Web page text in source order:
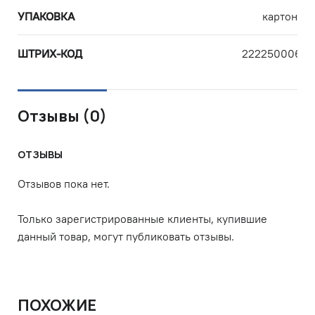
УПАКОВКА картон
ШТРИХ-КОД
Отзывы (0)
ОТЗЫВЫ
Отзывов пока нет.
Только зарегистрированные клиенты, купившие
данный товар, могут публиковать отзывы.
ПОХОЖИЕ